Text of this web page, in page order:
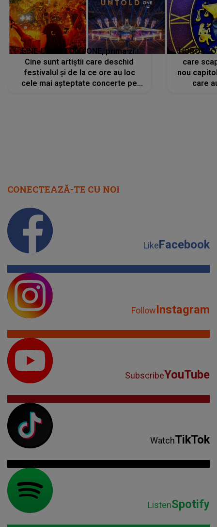
LINE-UP UNTOLD ONE, prima zi.
Cine sunt artiștii care deschid
festivalul și de la ce ore au loc
cele mai așteptate concerte pe
care
nou
care
CONECTEAZĂ-TE CU NOI
LikeFacebook
FollowInstagram
SubscribeYouTube
WatchTikTok
ListenSpotify